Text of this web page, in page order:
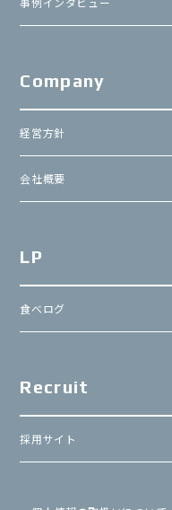
Company
経営方針
会社概要
LP
食べログ
Recruit
採用サイト